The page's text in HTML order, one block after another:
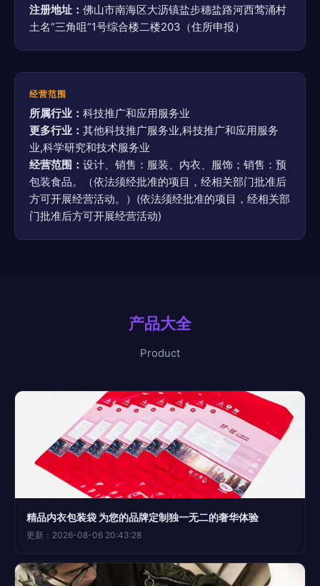
注册地址： 佛山市南海区大沥镇盐步穗盐路河西莺涌村
土名“三角咀”1号综合楼二楼203（住所申报）
经营范围
所属行业： 科技推广和应用服务业
更多行业： 其他科技推广服务业,科技推广和应用服务
业,科学研究和技术服务业
经营范围： 设计、销售：服装、内衣、服饰；销售：预
包装食品。（依法须经批准的项目，经相关部门批准后
方可开展经营活动。）(依法须经批准的项目，经相关部
门批准后方可开展经营活动)
产品大全
Product
精品内衣包装袋 为您的品牌定制独一无二的奢华体验
更新：2026-08-06 20:43:28